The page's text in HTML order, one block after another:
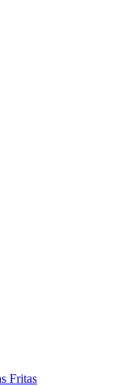
Fritas